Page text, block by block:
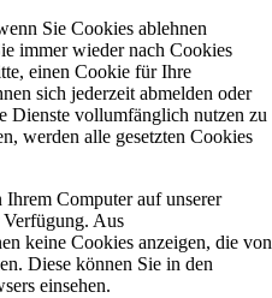
Sie Cookies ablehnen
immer wieder nach Cookies
einen Cookie für Ihre
sich jederzeit abmelden oder
Dienste vollumfänglich nutzen zu
werden alle gesetzten Cookies
Computer auf unserer
Aus
keine Cookies anzeigen, die von
Diese können Sie in den
einsehen.